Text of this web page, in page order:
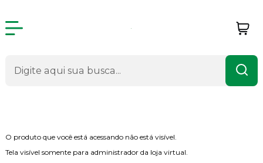
O produto que você está acessando não está visível.
Tela visível somente para administrador da loja virtual.